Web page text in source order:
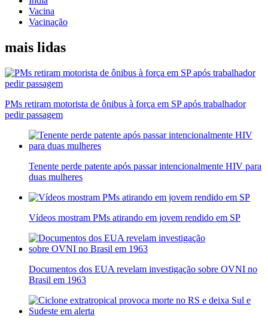
Vacina
Vacinação
mais lidas
PMs retiram motorista de ônibus à força em SP após trabalhador
pedir passagem
Tenente perde patente após passar intencionalmente HIV para
duas mulheres
Vídeos mostram PMs atirando em jovem rendido em SP
Documentos dos EUA revelam investigação sobre OVNI no
Brasil em 1963